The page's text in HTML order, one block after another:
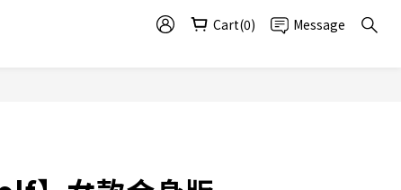
Cart(0)
Message